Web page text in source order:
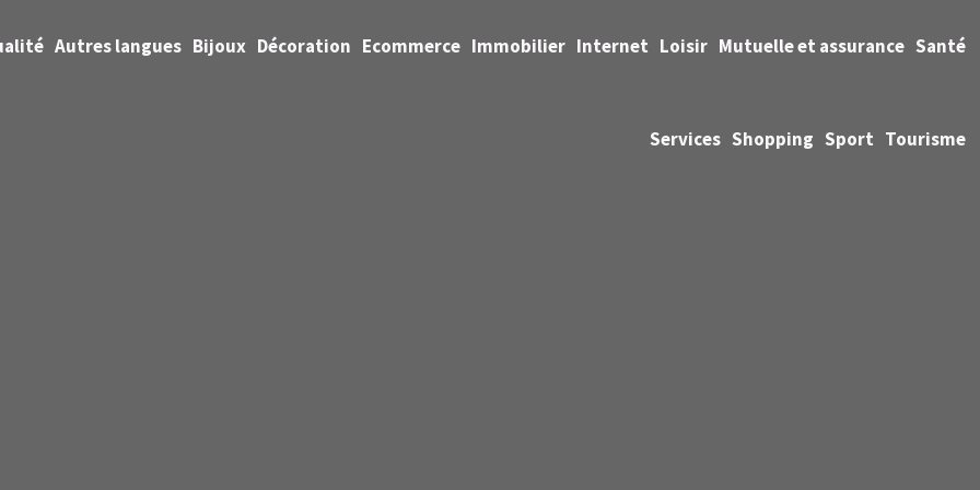
Autres langues Bijoux Décoration Ecommerce Immobilier Internet Loisir Mutuelle et assurance Santé
Services Shopping Sport Tourisme